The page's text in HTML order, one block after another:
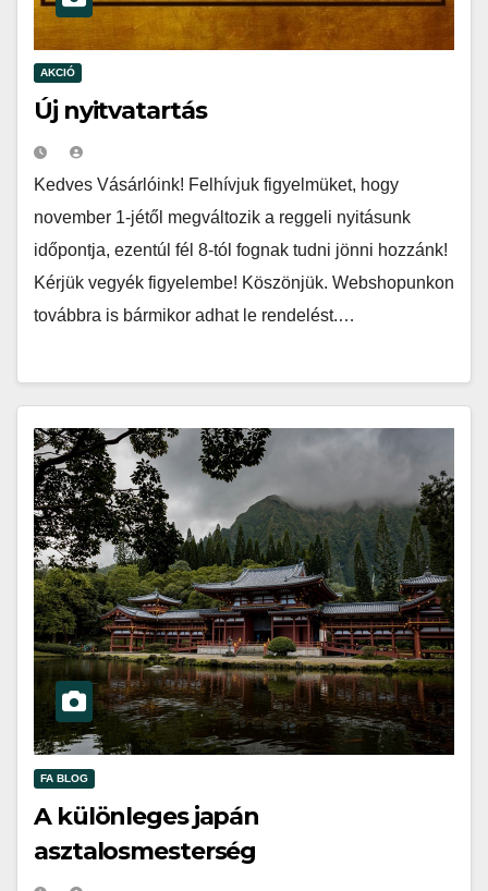
AKCIÓ
Új nyitvatartás
Kedves Vásárlóink! Felhívjuk figyelmüket, hogy
november 1-jétől megváltozik a reggeli nyitásunk
időpontja, ezentúl fél 8-tól fognak tudni jönni hozzánk!
Kérjük vegyék figyelembe! Köszönjük. Webshopunkon
továbbra is bármikor adhat le rendelést.…
FA BLOG
A különleges japán
asztalosmesterség